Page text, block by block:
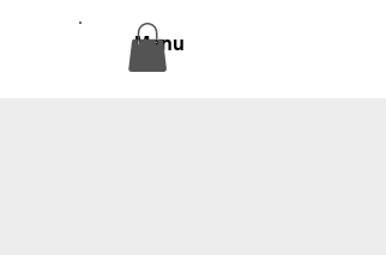
Menu